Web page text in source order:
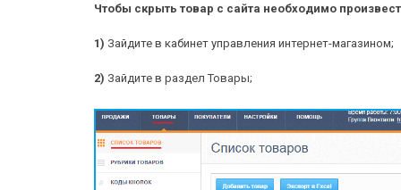
Чтобы скрыть товар с сайта необходимо
1) Зайдите в кабинет управления интернет-магазином;
2) Зайдите в раздел Товары;